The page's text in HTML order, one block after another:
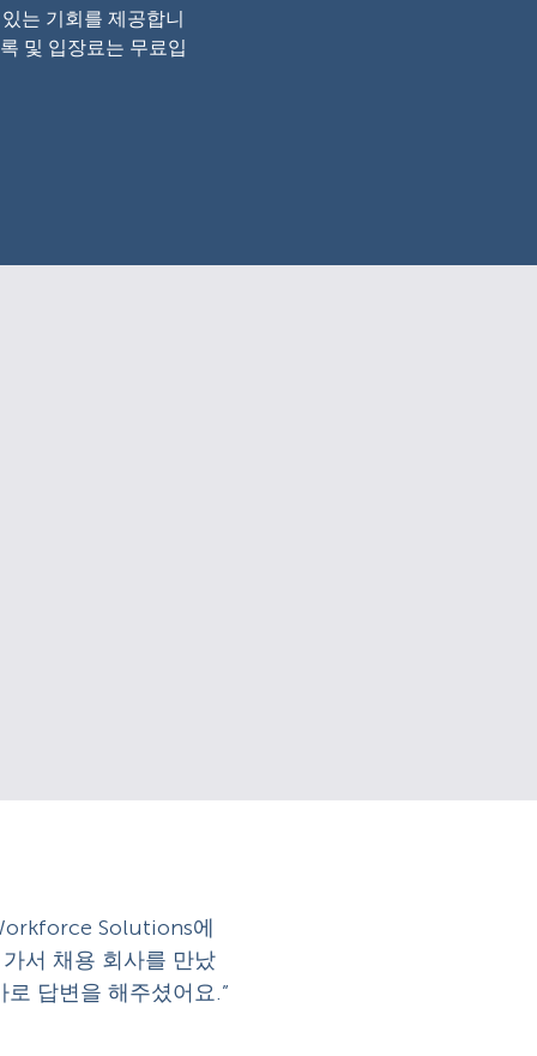
는 기회를 제공합니
및 입장료는 무료입
Solutions에
서 채용 회사를 만났
답변을 해주셨어요.”